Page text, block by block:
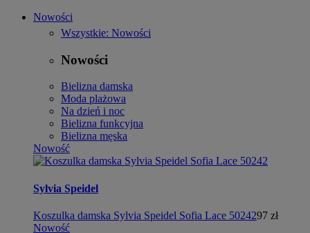
Nowości
Wszystkie: Nowości
Nowości
Bielizna damska
Moda plażowa
Na dzień i noc
Bielizna funkcyjna
Bielizna męska
Nowość
Sylvia Speidel
Koszulka damska Sylvia Speidel Sofia Lace 5024297 zł
Nowość